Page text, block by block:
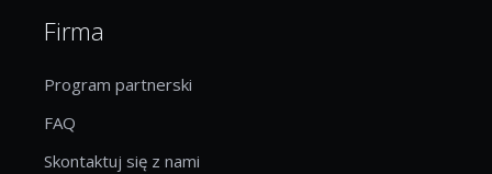
Firma
Program partnerski
FAQ
Skontaktuj się z nami